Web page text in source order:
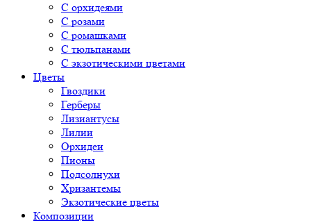
С орхидеями
С розами
С ромашками
С тюльпанами
С экзотическими цветами
Цветы
Гвоздики
Герберы
Лизиантусы
Лилии
Орхидеи
Пионы
Подсолнухи
Хризантемы
Экзотические цветы
Композиции